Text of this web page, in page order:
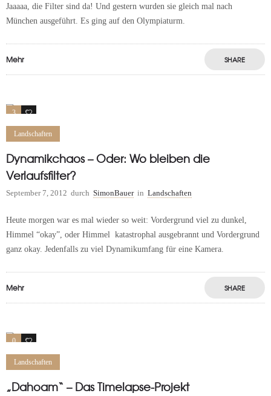
Jaaaaa, die Filter sind da! Und gestern wurden sie gleich mal nach
München ausgeführt. Es ging auf den Olympiaturm.
Mehr SHARE
3 1
Landschaften
Dynamikchaos – Oder: Wo bleiben die
Verlaufsfilter?
September 7, 2012 durch SimonBauer in Landschaften
Heute morgen war es mal wieder so weit: Vordergrund viel zu dunkel,
Himmel “okay”, oder Himmel katastrophal ausgebrannt und Vordergrund
ganz okay. Jedenfalls zu viel Dynamikumfang für eine Kamera.
Mehr SHARE
0 1
Landschaften
„Dahoam“ – Das Timelapse-Projekt